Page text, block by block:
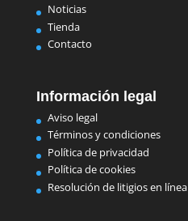
Noticias
Tienda
Contacto
Información legal
Aviso legal
Términos y condiciones
Política de privacidad
Política de cookies
Resolución de litigios en línea